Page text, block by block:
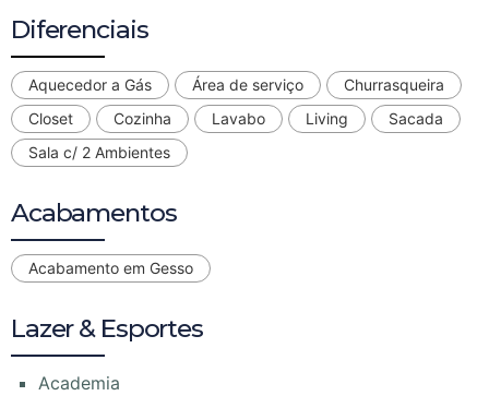
Diferenciais
Aquecedor a Gás Área de serviço
Churrasqueira
Closet
Cozinha Lavabo Living
Sacada
Sala c/ 2 Ambientes
Acabamentos
Acabamento em Gesso
Lazer & Esportes
Academia